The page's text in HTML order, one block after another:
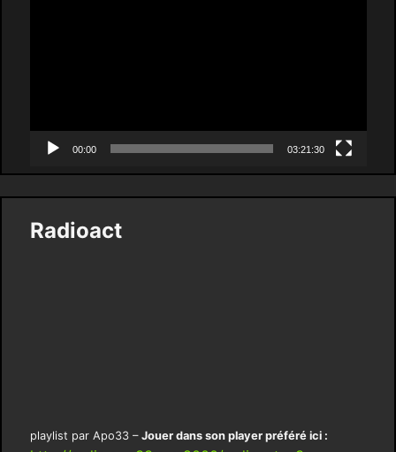
00:00 03:21:30
Radioact
playlist par Apo33 – Jouer dans son player préféré ici :